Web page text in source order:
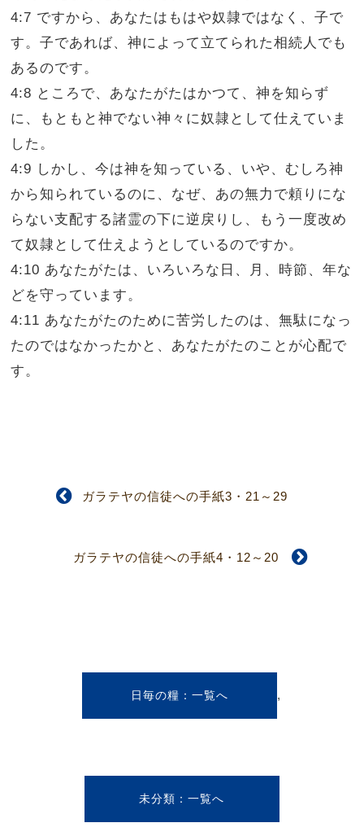
4:7 ですから、あなたはもはや奴隷ではなく、子で
す。子であれば、神によって立てられた相続人でも
あるのです。
4:8 ところで、あなたがたはかつて、神を知らず
に、もともと神でない神々に奴隷として仕えていま
した。
4:9 しかし、今は神を知っている、いや、むしろ神
から知られているのに、なぜ、あの無力で頼りにな
らない支配する諸霊の下に逆戻りし、もう一度改め
て奴隷として仕えようとしているのですか。
4:10 あなたがたは、いろいろな日、月、時節、年な
どを守っています。
4:11 あなたがたのために苦労したのは、無駄になっ
たのではなかったかと、あなたがたのことが心配で
す。
ガラテヤの信徒への手紙3・21～29
ガラテヤの信徒への手紙4・12～20
日毎の糧 ,
未分類